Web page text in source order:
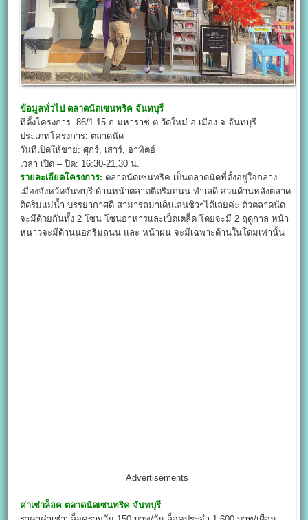
ข้อมูลทั่วไป ตลาดนัดเซนทริค จันทบุรี
ที่ตั้งโครงการ: 86/1-15 ถ.มหาราช ต.วัดใหม่ อ.เมือง จ.จันทบุรี
ประเภทโครงการ: ตลาดนัด
วันที่เปิดให้ขาย: ศุกร์, เสาร์, อาทิตย์
เวลา เปิด – ปิด: 16:30-21.30 น.
รายละเอียดโครงการ: ตลาดนัดเซนทริค เป็นตลาดนัดที่ตั้งอยู่ใจกลาง
เมืองจังหวัดจันทบุรี ด้านหน้าตลาดติดริมถนน ทำเลดี ส่วนด้านหลังตลาด
ติดริมแม่น้ำ บรรยากาศดี สามารถมาเดินเล่นชิวๆได้เลยค่ะ ตัวตลาดนัด
จะมีด้วยกันทั้ง 2 โซน โซนอาหารและเบ็ดเตล็ด โดยจะมี 2 ฤดูกาล หน้า
หนาวจะมีด้านนอกริมถนน และ หน้าฝน จะมีเฉพาะด้านในโดมเท่านั้น
Advertisements
ค่าเช่าล็อค ตลาดนัดเซนทริค จันทบุรี